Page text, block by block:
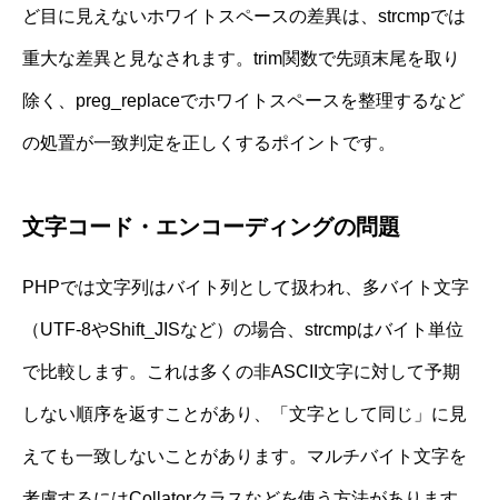
ど目に見えないホワイトスペースの差異は、strcmpでは
重大な差異と見なされます。trim関数で先頭末尾を取り
除く、preg_replaceでホワイトスペースを整理するなど
の処置が一致判定を正しくするポイントです。
文字コード・エンコーディングの問題
PHPでは文字列はバイト列として扱われ、多バイト文字
（UTF-8やShift_JISなど）の場合、strcmpはバイト単位
で比較します。これは多くの非ASCII文字に対して予期
しない順序を返すことがあり、「文字として同じ」に見
えても一致しないことがあります。マルチバイト文字を